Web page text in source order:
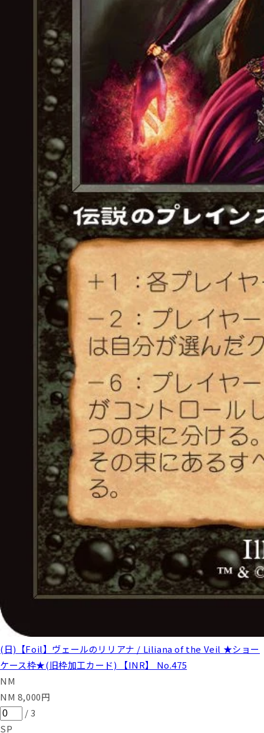
(日)【Foil】ヴェールのリリアナ / Liliana of the Veil ★ショー
ケース枠★(旧枠加工カード) 【INR】 No.475
NM
NM 8,000円
/3
SP